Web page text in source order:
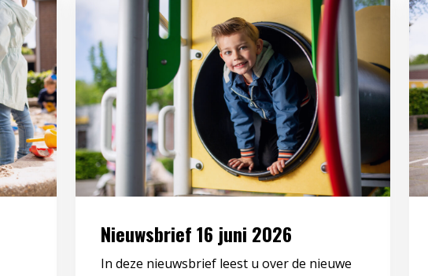
Nieuwsbrief 16 juni 2026
In deze nieuwsbrief leest u over de nieuwe